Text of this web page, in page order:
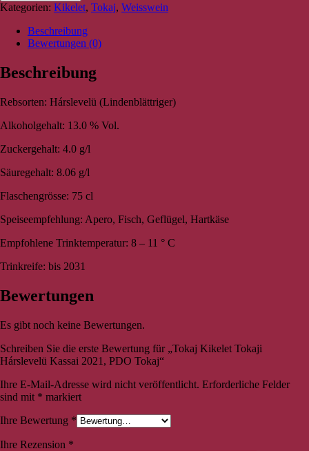
Kategorien: Kikelet, Tokaj, Weisswein
Beschreibung
Bewertungen (0)
Beschreibung
Rebsorten: Hárslevelü (Lindenblättriger)
Alkoholgehalt: 13.0 % Vol.
Zuckergehalt: 4.0 g/l
Säuregehalt: 8.06 g/l
Flaschengrösse: 75 cl
Speiseempfehlung: Apero, Fisch, Geflügel, Hartkäse
Empfohlene Trinktemperatur: 8 – 11 ° C
Trinkreife: bis 2031
Bewertungen
Es gibt noch keine Bewertungen.
Schreiben Sie die erste Bewertung für „Tokaj Kikelet Tokaji
Hárslevelü Kassai 2021, PDO Tokaj“
Ihre E-Mail-Adresse wird nicht veröffentlicht. Erforderliche Felder
sind mit * markiert
Ihre Bewertung *
Ihre Rezension *